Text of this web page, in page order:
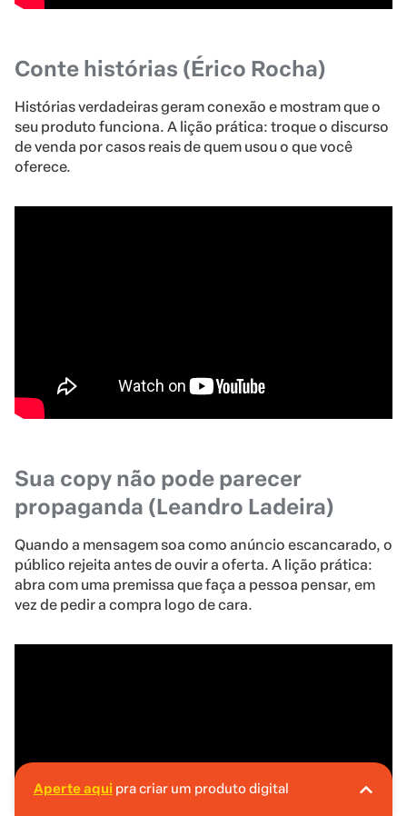
Conte histórias (Érico Rocha)
Histórias verdadeiras geram conexão e mostram que o
seu produto funciona. A lição prática: troque o discurso
de venda por casos reais de quem usou o que você
oferece.
Sua copy não pode parecer
propaganda (Leandro Ladeira)
Quando a mensagem soa como anúncio escancarado, o
público rejeita antes de ouvir a oferta. A lição prática:
abra com uma premissa que faça a pessoa pensar, em
vez de pedir a compra logo de cara.
A Hotmart é o lugar certo pra você criar seu
Aperte aqui pra criar um produto digital